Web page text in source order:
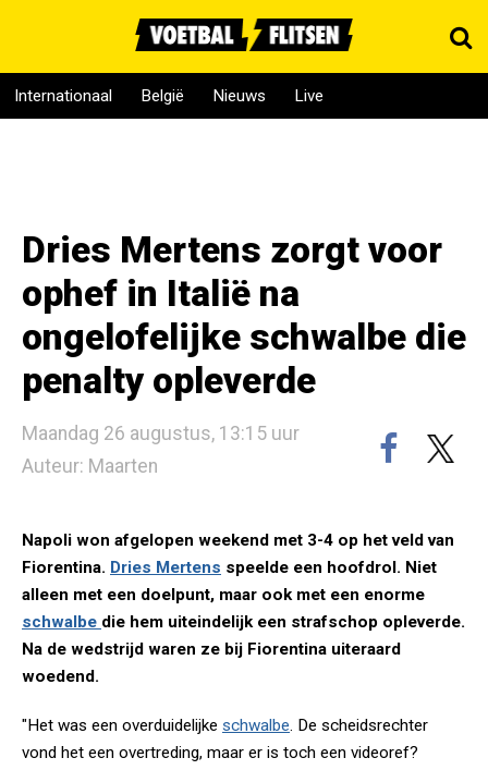
Internationaal België Nieuws Live
Dries Mertens zorgt voor
ophef in Italië na
ongelofelijke schwalbe die
penalty opleverde
Maandag 26 augustus, 13:15 uur
Auteur: Maarten
Napoli won afgelopen weekend met 3-4 op het veld van
Fiorentina. Dries Mertens speelde een hoofdrol. Niet
alleen met een doelpunt, maar ook met een enorme
schwalbe die hem uiteindelijk een strafschop opleverde.
Na de wedstrijd waren ze bij Fiorentina uiteraard
woedend.
"Het was een overduidelijke schwalbe. De scheidsrechter
vond het een overtreding, maar er is toch een videoref?